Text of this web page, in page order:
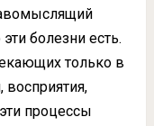
болезни есть.
только в
процессы